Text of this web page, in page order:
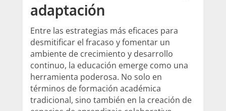
adaptación
Entre las estrategias más eficaces para
desmitificar el fracaso y fomentar un
ambiente de crecimiento y desarrollo
continuo, la educación emerge como una
herramienta poderosa. No solo en
términos de formación académica
tradicional, sino también en la creación de